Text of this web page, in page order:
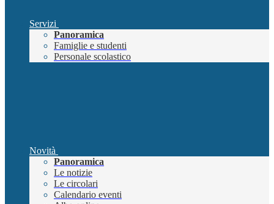
Servizi
Panoramica
Famiglie e studenti
Personale scolastico
Novità
Panoramica
Le notizie
Le circolari
Calendario eventi